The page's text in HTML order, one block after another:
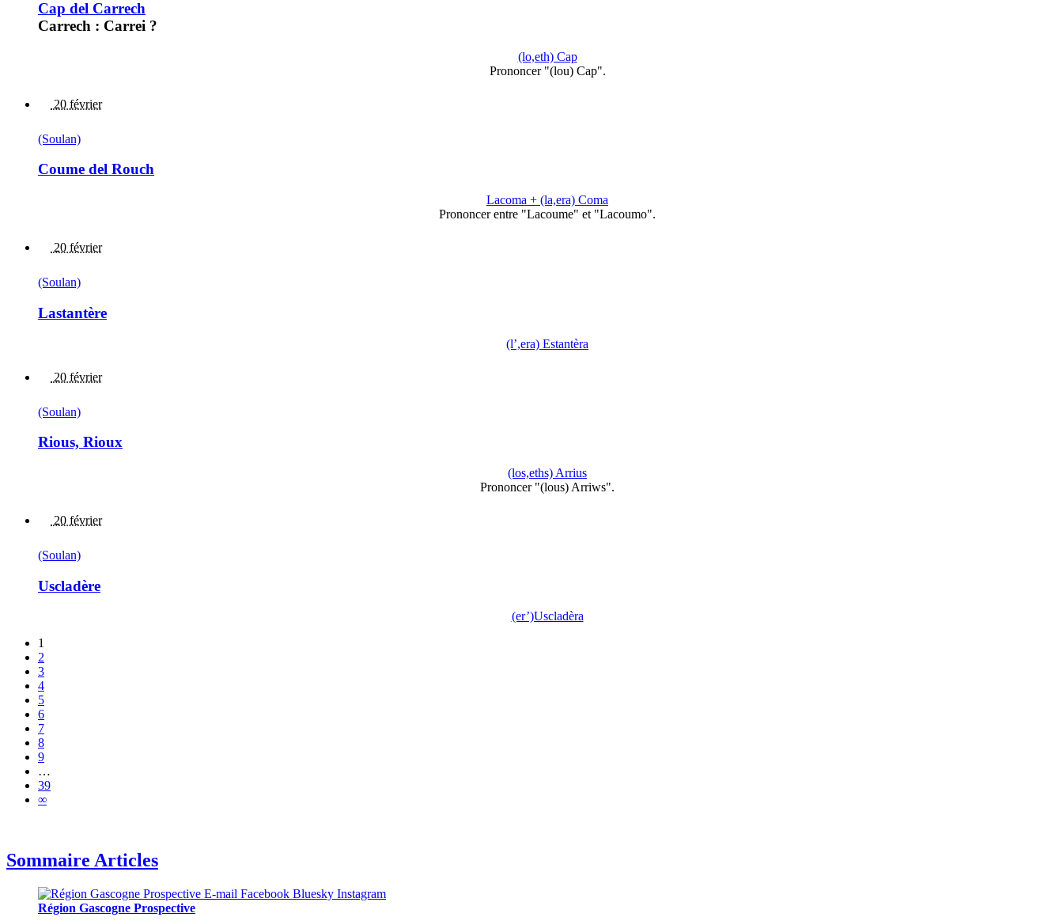
Cap del Carrech
Carrech : Carrei ?
(lo,eth) Cap
Prononcer "(lou) Cap".
20 février
(Soulan)
Coume del Rouch
Lacoma + (la,era) Coma
Prononcer entre "Lacoume" et "Lacoumo".
20 février
(Soulan)
Lastantère
(l’,era) Estantèra
20 février
(Soulan)
Rious, Rioux
(los,eths) Arrius
Prononcer "(lous) Arriws".
20 février
(Soulan)
Uscladère
(er’)Uscladèra
1
2
3
4
5
6
7
8
9
…
39
∞
Sommaire Articles
Région Gascogne Prospective